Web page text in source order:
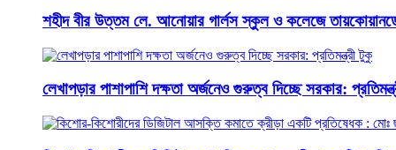
শহীদ বীর উত্তম লে. আনোয়ার গার্লস স্কুল ও কলেজে
লেখাপড়ার পাশাপাশি দক্ষতা অর্জনেও গুরুত্ব দিচ্ছে সরকার: